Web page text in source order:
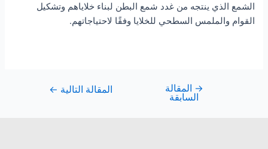
الشمع الذي ينتجه من غدد شمع البطن لبناء خلاياهم وتشكيل
القوام والملمس السطحي للخلايا وفقًا لاحتياجاتهم.
→ المقالة
السابقة
المقالة التالية ←